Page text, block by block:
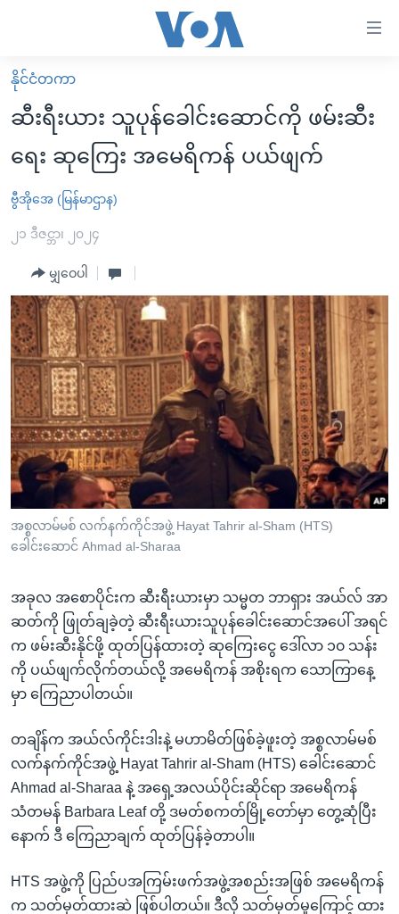
လွယ်ကူ
စေ
Link
များ
ပင်မ
ကျော်
ကြည့်
ရန်
ပင်မ
အ
ညွန်း
စာမျက်နှာ
သို့
ကြည့်
ရန်
ရန်
နေရာ
သို့
ကျော်
ရန်
မူလစာမျက်နှာ
မြန်မာ
ကမ္ဘာ့သတင်းများ
နိုင်ငံတကာ
အစ္စရေး-ပါလက်စတိုင်း
ဗွီဒီယို
အင်္ဂလိပ်စာလေ့လာမယ်
အမေရိကန်သုံးအီဒီယံ
မကြေးမုံရဲ့ အင်္ဂလိပ်စာ
ရုပ်ရှင်ထဲက အင်္ဂလိပ်စာ
သုတပဒေသာ အင်္ဂလိပ်စာ
အပတ်စဉ်ကဏ္ဍများ
ရေဒီယို
တီဗွီ
ရေဒီယိုနှင့်ရုပ်သံ အချက်အလက်များ
ရေဒီယို/တီဗွီအစီအစဉ်
Learning English
ဗွီအိုအေ လူမှုကွန်ယက်များ
နိုင်ငံတကာ
ဆီးရီးယား သူပုန်ခေါင်းဆောင်ကို ဖမ်းဆီး
ရေး ဆုကြေး အမေရိကန် ပယ်ဖျက်
ဗွီအိုအေ (မြန်မာဌာန)
၂၁ ဒီဇင္ဘာ၊ ၂၀၂၄
မျှဝေပါ
အစ္စလာမ်မစ် လက်နက်ကိုင်အဖွဲ့ Hayat Tahrir al-Sham (HTS)
ခေါင်းဆောင် Ahmad al-Sharaa
အခုလ အစောပိုင်းက ဆီးရီးယားမှာ သမ္မတ ဘာရှား အယ်လ် အာ
ဆတ်ကို ဖြုတ်ချခဲ့တဲ့ ဆီးရီးယားသူပုန်ခေါင်းဆောင်အပေါ် အရင်
က ဖမ်းဆီးနိုင်ဖို့ ထုတ်ပြန်ထားတဲ့ ဆုကြေးငွေ ဒေါ်လာ ၁၀ သန်း
ကို ပယ်ဖျက်လိုက်တယ်လို့ အမေရိကန် အစိုးရက သောကြာနေ့
မှာ ကြေညာပါတယ်။
တချိန်က အယ်လ်ကိုင်းဒါးနဲ့ မဟာမိတ်ဖြစ်ခဲ့ဖူးတဲ့ အစ္စလာမ်မစ်
လက်နက်ကိုင်အဖွဲ့ Hayat Tahrir al-Sham (HTS) ခေါင်းဆောင်
Ahmad al-Sharaa နဲ့ အရှေ့အလယ်ပိုင်းဆိုင်ရာ အမေရိကန်
သံတမန် Barbara Leaf တို့ ဒမတ်စကတ်မြို့တော်မှာ တွေ့ဆုံပြီး
နောက် ဒီ ကြေညာချက် ထုတ်ပြန်ခဲ့တာပါ။
HTS အဖွဲ့ကို ပြည်ပအကြမ်းဖက်အဖွဲ့အစည်းအဖြစ် အမေရိကန်
က သတ်မှတ်ထားဆဲ ဖြစ်ပါတယ်။ ဒီလို သတ်မှတ်မှုကြောင့် ထား